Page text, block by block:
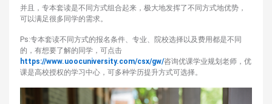
并且，专本套读是不同方式组合起来，极大地发挥了不同方式地优势，
可以满足很多同学的需求。
Ps:专本套读不同方式的报名条件、专业、院校选择以及费用都是不同
的，有想要了解的同学，可点击
https://www.uoocuniversity.com/csx/gw/咨询优课学业规划老师，优
课是高校授权的学习中心，可多种学历提升方式可选择。